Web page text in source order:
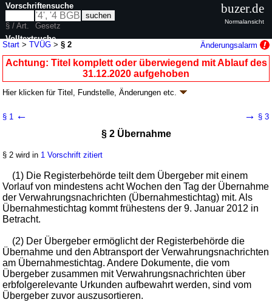
Start >TVÜG >§ 2 Änderungsalarm
Achtung: Titel komplett oder überwiegend mit Ablauf des
31.12.2020 aufgehoben
Hier klicken fürTitel, Fundstelle, Änderungen etc.
Überführungsgesetz (TVÜG)
BGBl. I S. 2255, 2258 (
Geltung ab 28.12.2010 bis 31.12.2020; FNA: 303-22
4 weitere Fassungen
| Drucksachen / Entwurf / Begründung |
wird in 11 Vorschriften zitiert
§ 1 ← → § 3
§ 2 Übernahme
§ 2 wird in 1 Vorschrift zitiert
(1) Die Registerbehörde teilt dem Übergeber mit einem
Vorlauf von mindestens acht Wochen den Tag der Übernahme
der Verwahrungsnachrichten (Übernahmestichtag) mit. Als
Übernahmestichtag kommt frühestens der 9. Januar 2012 in
Betracht.
(2) Der Übergeber ermöglicht der Registerbehörde die
Übernahme und den Abtransport der Verwahrungsnachrichten
am Übernahmestichtag. Andere Dokumente, die vom
Übergeber zusammen mit Verwahrungsnachrichten über
erbfolgerelevante Urkunden aufbewahrt werden, sind vom
Übergeber zuvor auszusortieren.
Vorschriftensuche
§ / Art.
Gesetz
Volltextsuche
nur in TVÜG
buzer.de
Normalansicht